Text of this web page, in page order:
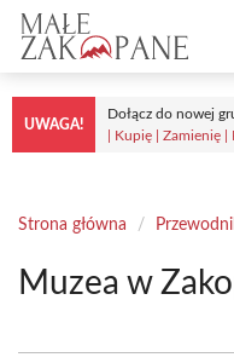
Przejdź
treści
UWAGA!
Dołącz do nowej
| Kupię | Zamienię |
Strona główna /
Muzea w